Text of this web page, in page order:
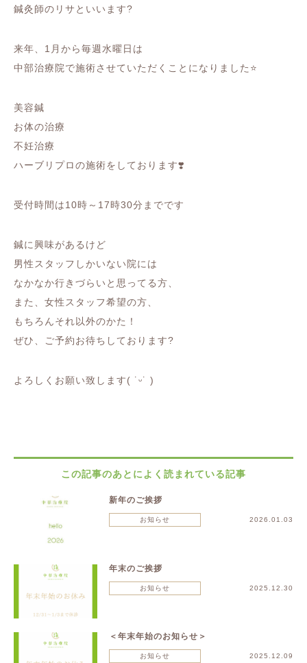
鍼灸師のリサといいます?
来年、1月から毎週水曜日は
中部治療院で施術させていただくことになりました⭐
美容鍼
お体の治療
不妊治療
ハーブリプロの施術をしております❣️
受付時間は10時～17時30分までです
鍼に興味があるけど
男性スタッフしかいない院には
なかなか行きづらいと思ってる方、
また、女性スタッフ希望の方、
もちろんそれ以外のかた！
ぜひ、ご予約お待ちしております?
よろしくお願い致します( ˙ᵕ˙ )
この記事のあとによく読まれている記事
新年のご挨拶
お知らせ 2026.01.03
年末のご挨拶
お知らせ 2025.12.30
＜年末年始のお知らせ＞
お知らせ 2025.12.09